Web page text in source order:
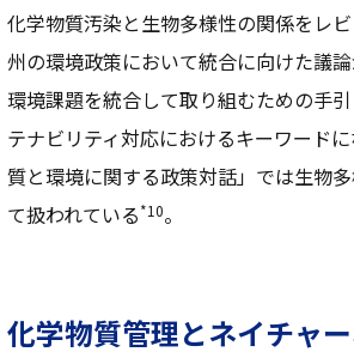
化学物質汚染と生物多様性の関係をレ
州の環境政策において統合に向けた議
環境課題を統合して取り組むための手
テナビリティ対応におけるキーワード
質と環境に関する政策対話」では生物
て扱われている*10。
化学物質管理とネイチャ